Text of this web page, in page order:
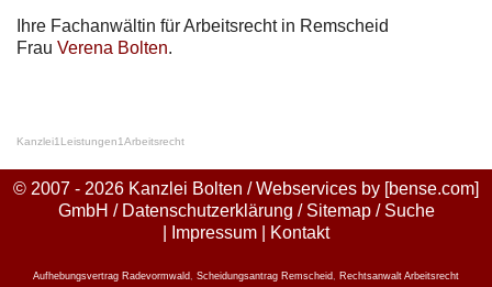
Ihre Fachanwältin für Arbeitsrecht in Remscheid
Frau Verena Bolten.
Kanzlei1 Leistungen1Arbeitsrecht
© 2007 - 2026 Kanzlei Bolten / Webservices by [bense.com]
GmbH / Datenschutzerklärung / Sitemap/ Suche
Impressum Kontakt
Aufhebungsvertrag Radevormwald Scheidungsantrag Remscheid Rechtsanwalt Arbeitsrecht